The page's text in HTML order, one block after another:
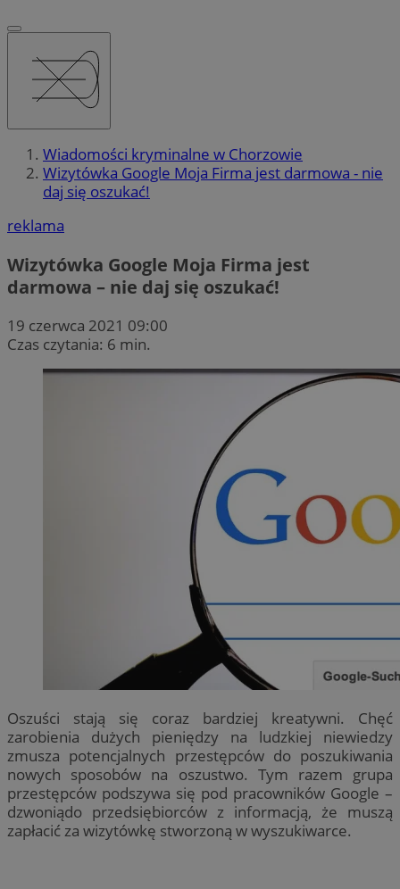
Wiadomości kryminalne w Chorzowie
Wizytówka Google Moja Firma jest darmowa - nie
daj się oszukać!
reklama
Wizytówka Google Moja Firma jest
darmowa – nie daj się oszukać!
19 czerwca 2021 09:00
Czas czytania: 6 min.
Oszuści stają się coraz bardziej kreatywni. Chęć
zarobienia dużych pieniędzy na ludzkiej niewiedzy
zmusza potencjalnych przestępców do poszukiwania
nowych sposobów na oszustwo. Tym razem grupa
przestępców podszywa się pod pracowników Google –
dzwoniądo przedsiębiorców z informacją, że muszą
zapłacić za wizytówkę stworzoną w wyszukiwarce.